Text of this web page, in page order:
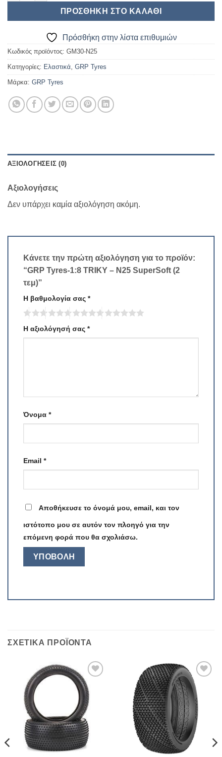
ΠΡΟΣΘΉΚΗ ΣΤΟ ΚΑΛΆΘΙ
Πρόσθήκη στην λίστα επιθυμιών
Κωδικός προϊόντος: GM30-N25
Κατηγορίες: Ελαστικά GRP Tyres
Μάρκα: GRP Tyres
ΑΞΙΟΛΟΓΉΣΕΙΣ (0)
Αξιολογήσεις
Δεν υπάρχει καμία αξιολόγηση ακόμη.
Κάνετε την πρώτη αξιολόγηση για το προϊόν:
“GRP Tyres-1:8 TRIKY – N25 SuperSoft (2
τεμ)”
Η βαθμολογία σας *
Η αξιολόγησή σας *
Όνομα *
Email *
Αποθήκευσε το όνομά μου, email, και τον
ιστότοπο μου σε αυτόν τον πλοηγό για την
επόμενη φορά που θα σχολιάσω.
ΣΧΕΤΙΚΆ ΠΡΟΪΌΝΤΑ
Πρόσθήκη
στην λίστα
επιθυμιών
Πρόσθήκη
στην λίστα
επιθυμιών